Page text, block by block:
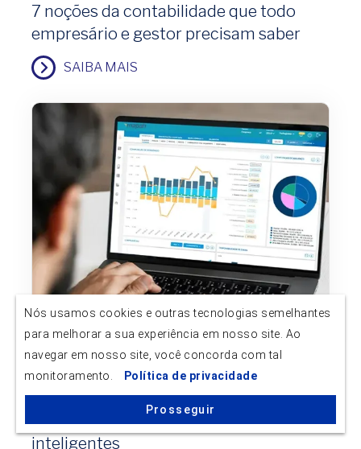
7 noções da contabilidade que todo
empresário e gestor precisam saber
SAIBA MAIS
Empresarial
Publicado em 04/03/2022
Mapah Hub: Inspirando decisões
inteligentes
Nós usamos cookies e outras tecnologias semelhantes
para melhorar a sua experiência em nosso site. Ao
navegar em nosso site, você concorda com tal
monitoramento.
Política de privacidade
Prosseguir